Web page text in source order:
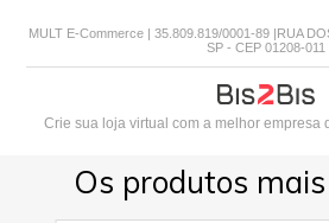
MULT E-Commerce | 35.809.819/0001-89 |RUA
SP - CEP 01208-011
Crie sua loja virtual com a melhor empresa
Os produtos